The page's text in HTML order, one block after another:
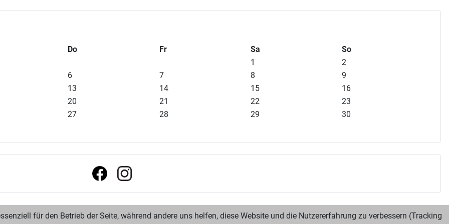
Do Fr Sa
So
1
2
6 7 8
9
13 14 15
16
20 21 22
23
27 28 29
30
für den Betrieb der Seite, während andere uns helfen, diese Website und die Nutzererfahrung zu verbessern (Tracking